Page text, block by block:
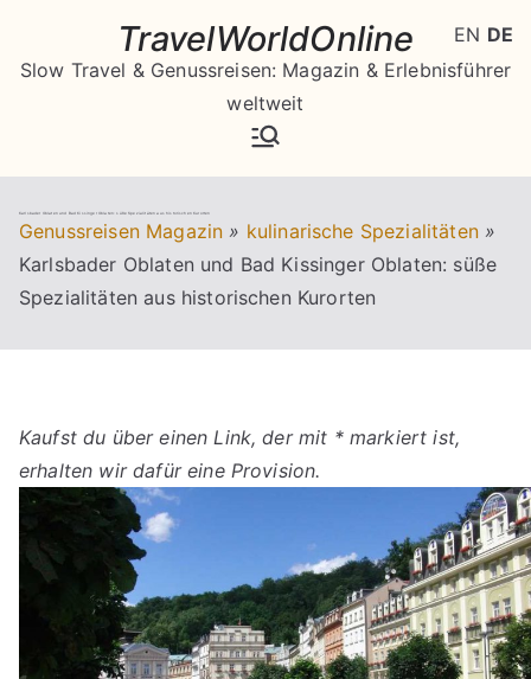
springen
TravelWorldOnline
Slow Travel & Genussreisen: Magazin & Erlebnisführer
weltweit
Karlsbader Oblaten und Bad Kissinger Oblaten: süße Spezialitäten aus historischen Kurorten
Genussreisen Magazin » kulinarische Spezialitäten »
Karlsbader Oblaten und Bad Kissinger Oblaten: süße
Spezialitäten aus historischen Kurorten
Kaufst du über einen Link, der mit * markiert ist,
erhalten wir dafür eine Provision.
EN DE